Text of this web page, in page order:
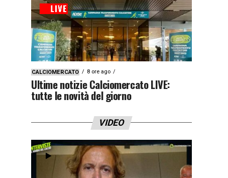
CALCIOMERCATO 8 ore ago
Ultime notizie Calciomercato LIVE:
tutte le novità del giorno
VIDEO